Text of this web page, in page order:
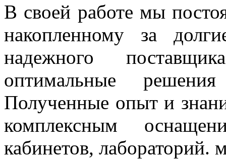
В своей работе мы
накопленному за
надежного
оптимальные
Полученные опыт и
комплексным
кабинетов, лабораторий.